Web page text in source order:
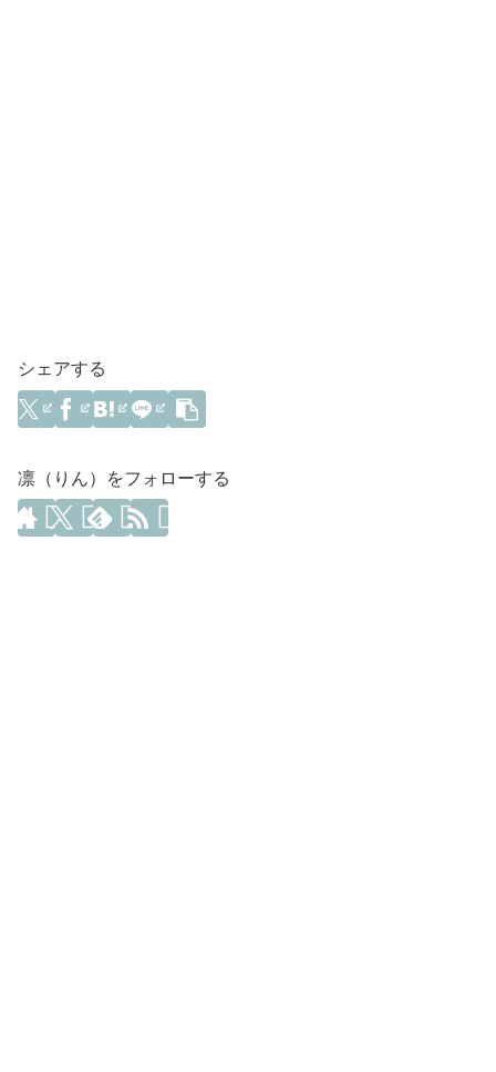
シェアする
凛（りん）をフォローする